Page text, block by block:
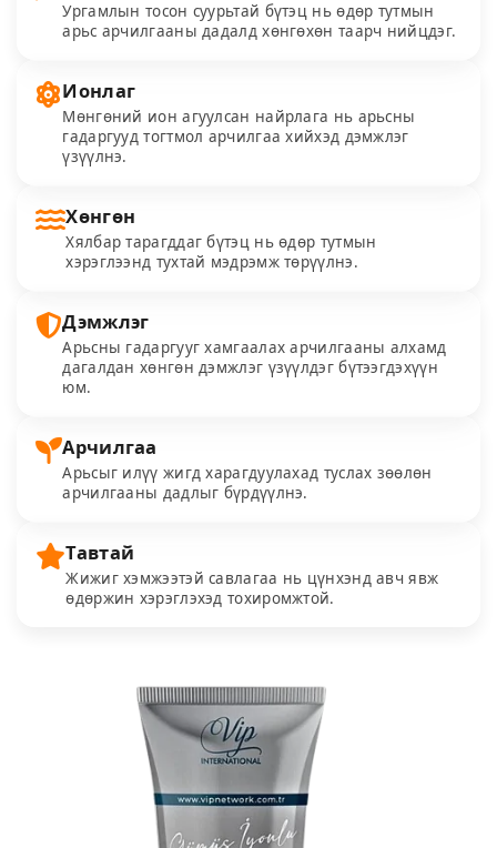
Ургамлын тосон суурьтай бүтэц нь өдөр тутмын
арьс арчилгааны дадалд хөнгөхөн таарч нийцдэг.
Ионлаг
Мөнгөний ион агуулсан найрлага нь арьсны
гадаргууд тогтмол арчилгаа хийхэд дэмжлэг
үзүүлнэ.
Хөнгөн
Хялбар тарагддаг бүтэц нь өдөр тутмын
хэрэглээнд тухтай мэдрэмж төрүүлнэ.
Дэмжлэг
Арьсны гадаргууг хамгаалах арчилгааны алхамд
дагалдан хөнгөн дэмжлэг үзүүлдэг бүтээгдэхүүн
юм.
Арчилгаа
Арьсыг илүү жигд харагдуулахад туслах зөөлөн
арчилгааны дадлыг бүрдүүлнэ.
Тавтай
Жижиг хэмжээтэй савлагаа нь цүнхэнд авч явж
өдөржин хэрэглэхэд тохиромжтой.